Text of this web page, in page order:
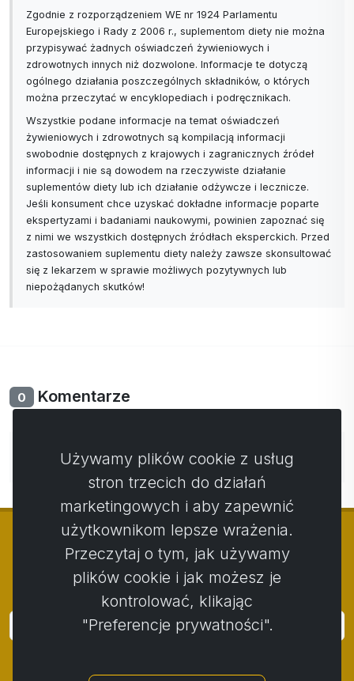
chemicznego smaku.
"Mam wrażliwe trawienie."
Dodatek błonnika EMUGOLD® i probiotyków
LACTOSPORE® sprawia, że napój ten jest idealny
dla zdrowego trawienia bez wzdęć i ciężkości.
"To drogie."
Jeśli weźmiesz pod uwagę cenę za porcję,
przekonasz się, że Activ Protein Shake Vanilla
oferuje wyjątkową wartość - wysokiej jakości
składniki, witaminy, minerały i probiotyki w cenie
jednej zdrowej przekąski.
Wnioski
Activ Protein Shake Vanilla to nie tylko kolejny
produktu, który łączy w sobie jakość, wspaniały
smak i maksymalne korzyści dla organizmu,
Zamów Activ Protein Shake Vanilla już dziś i
poczuj różnicę!
Zbilansowany posiłek składający się z 30 porcji.
Zgodnie z rozporządzeniem WE nr 1924 Parlamentu
Europejskiego i Rady z 2006 r., suplementom diety nie można
przypisywać żadnych oświadczeń żywieniowych i
zdrowotnych innych niż dozwolone. Informacje te dotyczą
ogólnego działania poszczególnych składników, o których
można przeczytać w encyklopediach i podręcznikach.
Wszystkie podane informacje na temat oświadczeń
żywieniowych i zdrowotnych są kompilacją informacji
swobodnie dostępnych z krajowych i zagranicznych źródeł
informacji i nie są dowodem na rzeczywiste działanie
suplementów diety lub ich działanie odżywcze i lecznicze.
Jeśli konsument chce uzyskać dokładne informacje poparte
ekspertyzami i badaniami naukowymi, powinien zapoznać się
z nimi we wszystkich dostępnych źródłach eksperckich. Przed
zastosowaniem suplementu diety należy zawsze skonsultować
się z lekarzem w sprawie możliwych pozytywnych lub
niepożądanych skutków!
0 Komentarze
komentarzem.
© Copyright 2014 - 2026 Activstar
Zaloguj się
Używamy plików cookie z usług
stron trzecich do działań
marketingowych i aby zapewnić
użytkownikom lepsze wrażenia.
Przeczytaj o tym, jak używamy
plików cookie i jak możesz je
kontrolować, klikając
"Preferencje prywatności".